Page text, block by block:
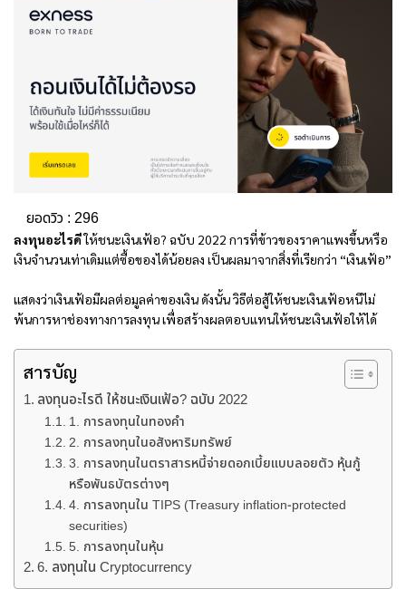
ยอดวิว : 296
ลงทุนอะไรดีให้ชนะเงินเฟ้อ? ฉบับ 2022 การที่ข้าวของราคาแพงขึ้นหรือ
เงินจำนวนเท่าเดิมแต่ซื้อของได้น้อยลง เป็นผลมาจากสิ่งที่เรียกว่า “เงินเฟ้อ”
แสดงว่าเงินเฟ้อมีผลต่อมูลค่าของเงิน ดังนั้น วิธีต่อสู้ให้ชนะเงินเฟ้อหนีไม่
พ้นการหาช่องทางการลงทุน เพื่อสร้างผลตอบแทนให้ชนะเงินเฟ้อให้ได้
สารบัญ
ลงทุนอะไรดี ให้ชนะเงินเฟ้อ? ฉบับ 2022
1. การลงทุนในทองคำ
2. การลงทุนในอสังหาริมทรัพย์
3. การลงทุนในตราสารหนี้จ่ายดอกเบี้ยแบบลอยตัว หุ้นกู้
หรือพันธบัตรต่างๆ
4. การลงทุนใน TIPS (Treasury inflation-protected
securities)
5. การลงทุนในหุ้น
6. ลงทุนใน Cryptocurrency